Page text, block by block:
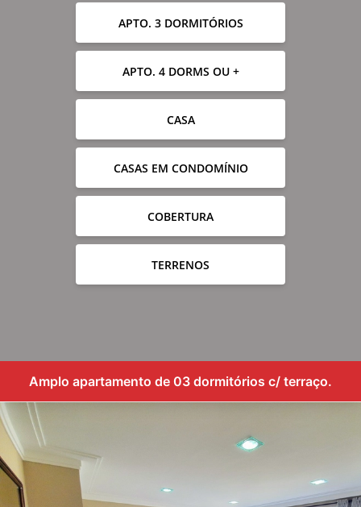
APTO. 3 DORMITÓRIOS
APTO. 4 DORMS OU +
CASA
CASAS EM CONDOMÍNIO
COBERTURA
TERRENOS
Amplo apartamento de 03 dormitórios c/ terraço.